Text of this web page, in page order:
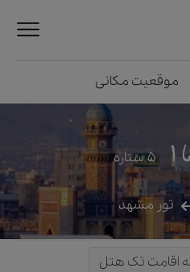
موقعیت مکانی
5ستاره
تور مشهد
اقامت تک هتل